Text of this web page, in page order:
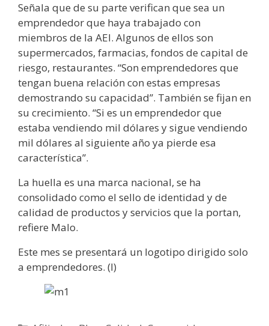
Señala que de su parte verifican que sea un
emprendedor que haya trabajado con
miembros de la AEI. Algunos de ellos son
supermercados, farmacias, fondos de capital de
riesgo, restaurantes. “Son emprendedores que
tengan buena relación con estas empresas
demostrando su capacidad”. También se fijan en
su crecimiento. “Si es un emprendedor que
estaba vendiendo mil dólares y sigue vendiendo
mil dólares al siguiente año ya pierde esa
característica”.
La huella es una marca nacional, se ha
consolidado como el sello de identidad y de
calidad de productos y servicios que la portan,
refiere Malo.
Este mes se presentará un logotipo dirigido solo
a emprendedores. (I)